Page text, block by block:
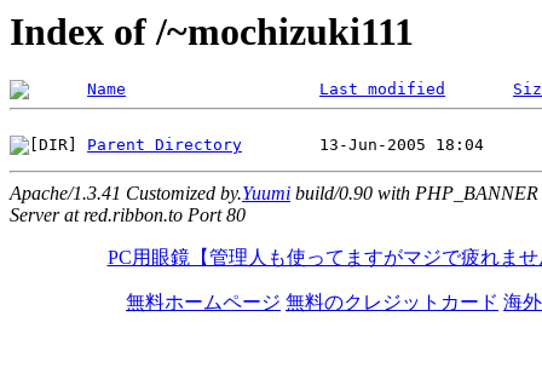
Index of /~mochizuki111
Name Last modified
Parent Directory
Apache/1.3.41 Customized by.Yuumi build/0.90 with PHP_BANNER
Server at red.ribbon.to Port 80
PC用眼鏡【管理人も使ってますがマジで疲れませ
無料ホームページ 無料のクレジットカード 海